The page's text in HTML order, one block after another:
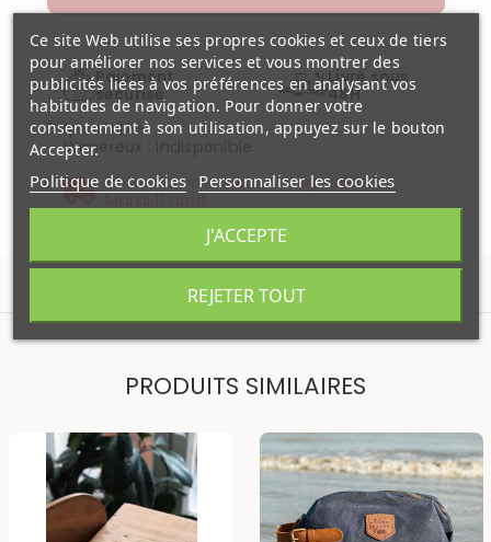
Paiement
securisé
Livré sous
48H
Disponibilité
Wimereux
Votre commande sera expédiée
Mardi 11 aout
PRODUITS SIMILAIRES
Ce site Web utilise ses propres cookies et ceux de tiers
pour améliorer nos services et vous montrer des
publicités liées à vos préférences en analysant vos
habitudes de navigation. Pour donner votre
consentement à son utilisation, appuyez sur le bouton
Accepter.
Politique de cookies Personnaliser les cookies
REJETER TOUT
J'ACCEPTE